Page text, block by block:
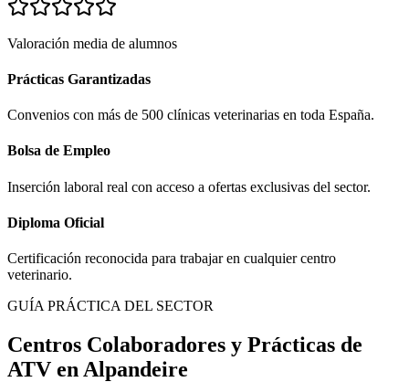
Valoración media de alumnos
Prácticas Garantizadas
Convenios con más de 500 clínicas veterinarias en toda España.
Bolsa de Empleo
Inserción laboral real con acceso a ofertas exclusivas del sector.
Diploma Oficial
Certificación reconocida para trabajar en cualquier centro
veterinario.
GUÍA PRÁCTICA DEL SECTOR
Centros Colaboradores y Prácticas de
ATV en Alpandeire